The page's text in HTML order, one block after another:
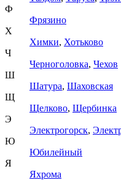
Ф
Фрязино
Х
Химки, Хотьково
Ч
Черноголовка, Чехов
Ш
Шатура, Шаховская
Щ
Щелково, Щербинка
Э
Электрогорск,
Ю
Юбилейный
Я
Яхрома